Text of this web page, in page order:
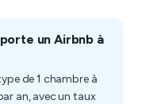
un Airbnb à
de 1 chambre à
an, avec un taux